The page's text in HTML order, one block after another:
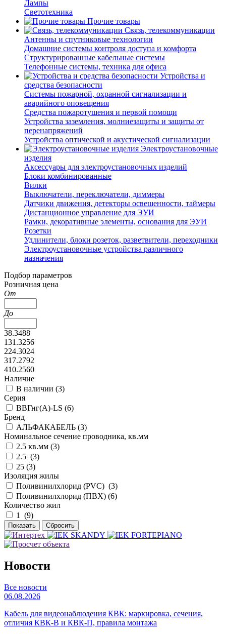
Лампы
Светотехника
Прочие товары
Связь, телекоммуникации
Антенны и спутниковые технологии
Домашние системы контроля доступа и комфорта
Структурированные кабельные системы
Телефонные системы, техника для офиса
Устройства и
средства безопасности
Системы пожарной, охранной сигнализации и
аварийного оповещения
Средства пожаротушения и первой помощи
Устройства заземления, молниезащиты и защиты от
перенапряжений
Устройства оптической и акустической сигнализации
Электроустановочные
изделия
Аксессуары для электроустановочных изделий
Блоки комбинированные
Вилки
Выключатели, переключатели, диммеры
Датчики движения, детекторы освещенности, таймеры
Дистанционное управление для ЭУИ
Рамки, декоративные элементы, основания для ЭУИ
Розетки
Удлинители, блоки розеток, разветвители, переходники
Электроустановочные устройства различного
назначения
Подбор параметров
Розничная цена
От
До
38.3488
131.3256
224.3024
317.2792
410.2560
Наличие
В наличии (3)
Серия
ВВГнг(А)-LS (6)
Бренд
АЛЬФАКАБЕЛЬ (3)
Номинальное сечение проводника, кв.мм
2.5 кв.мм (3)
2.5 (3)
25 (3)
Изоляция жилы
Поливинилхлорид (PVC) (3)
Поливинилхлорид (ПВХ) (6)
Количество жил
1 (9)
Новости
Все новости
06.08.2026
Кабель для видеонаблюдения КВК: маркировка, сечения,
отличия КВК-В и КВК-П, правила монтажа